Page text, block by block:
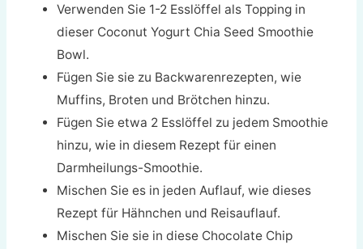
Verwenden Sie 1-2 Esslöffel als Topping in
dieser Coconut Yogurt Chia Seed Smoothie
Bowl.
Fügen Sie sie zu Backwarenrezepten, wie
Muffins, Broten und Brötchen hinzu.
Fügen Sie etwa 2 Esslöffel zu jedem Smoothie
hinzu, wie in diesem Rezept für einen
Darmheilungs-Smoothie.
Mischen Sie es in jeden Auflauf, wie dieses
Rezept für Hähnchen und Reisauflauf.
Mischen Sie sie in diese Chocolate Chip